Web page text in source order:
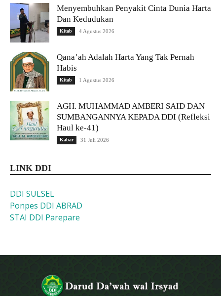
Menyembuhkan Penyakit Cinta Dunia Harta
Dan Kedudukan
Kitab 4 Agustus 2026
Qana’ah Adalah Harta Yang Tak Pernah
Habis
Kitab 1 Agustus 2026
AGH. MUHAMMAD AMBERI SAID DAN
SUMBANGANNYA KEPADA DDI (Refleksi
Haul ke-41)
Kabar 31 Juli 2026
LINK DDI
DDI SULSEL
Ponpes DDI ABRAD
STAI DDI Parepare